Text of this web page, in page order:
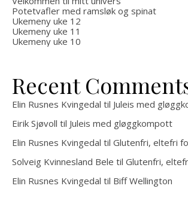
Potetvafler med ramsløk og spinat
Ukemeny uke 12
Ukemeny uke 11
Ukemeny uke 10
Recent
Elin Rusnes Kvingedal til Juleis med
Eirik Sjøvoll til Juleis med gløggkompott
Elin Rusnes Kvingedal til Glutenfri, eltefri
Solveig Kvinnesland Bele til Glutenfri,
Elin Rusnes Kvingedal til Biff Wellington